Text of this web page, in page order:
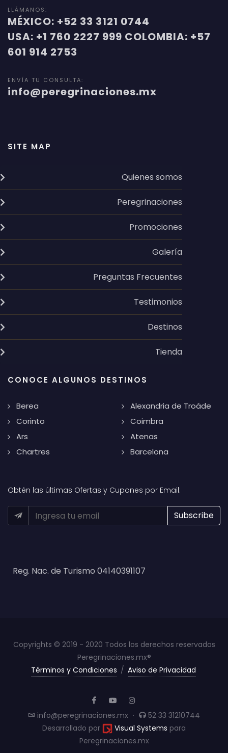
LLÁMANOS:
MÉXICO: +52 33 3121 0744
USA: +1 760 2227 999 COLOMBIA: +57
601 914 2753
ENVÍA TU CONSULTA:
info@peregrinaciones.mx
SITE MAP
Quienes somos
Peregrinaciones
Promociones
Galería
Preguntas Frecuentes
Testimonios
Destinos
Tienda
CONOCE ALGUNOS DESTINOS
Berea
Corinto
Ars
Chartres
Alexandria de Troáde
Coimbra
Atenas
Barcelona
Obtén las últimas Ofertas y Cupones por Email:
Reg. Nac. de Turismo 04140391107
Copyrights © 2019 - 2020 Todos los derechos reservados
Peregrinaciones.mx®
Términos y Condiciones / Aviso de Privacidad
info@peregrinaciones.mx ·
52 33 31210744
Desarrollado por
Visual Systems para
Peregrinaciones.mx